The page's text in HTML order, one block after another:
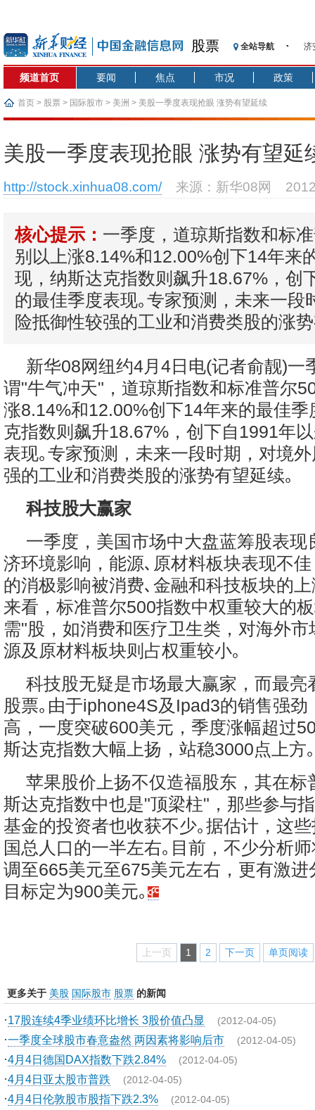
股票 全站导航
济
【
济
在
基
恒
频道首页 要闻 焦点 市况 政策
首页 > 股票 > 国际股市 > 美洲 > 美股一季度表现抢眼 涨势有望延续
美股一季度表现抢眼 涨势有望延
http://stock.xinhua08.com/ 来源：新华08网
核心提示： 一季度，道琼斯指数和标
别以上涨8.14%和12.00%创下14年来
现，纳斯达克指数则飙升18.67%，创
的最佳季度表现｡专家预测，未来一段
险抵御性较强的工业和消费类股的涨
新华08网纽约4月4日电(记者俞靓)一
谓"牛气冲天"，道琼斯指数和标准普尔
涨8.14%和12.00%创下14年来的最佳季
克指数则飙升18.67%，创下自1991年
表现｡专家预测，未来一段时期，对境
强的工业和消费类股的涨势有望延续｡
科技股大赢家
一季度，美国市场中大盘蓝筹股表现
济环境影响，能源､原材料板块表现不
的消极影响被消费､金融和科技板块的
来看，标准普尔500指数中权重较大的
需"股，如消费和医疗卫生类，对海外
源及原材料板块则占权重较小｡
科技股无疑是市场最大赢家，而最亮
股票｡由于iphone4S及Ipad3的销售强劲
高，一度突破600美元，季度涨幅超过
斯达克指数大幅上扬，站稳3000点上方｡
苹果股价上扬不仅造福股东，其在标
斯达克指数中也是"顶梁柱"，那些参与
基金的投资者也收获不少｡据估计，这
国总人口的一半左右｡目前，不少分析
调至665美元至675美元左右，更有激进
目标定为900美元｡
上一页 1 2 下一页 单页阅读
更多关于 美股 国际股市 股票 的新闻
·17股连续4季业绩环比增长 3股价值凸显 (2012-04-05)
·一季度全球股市春意盎然 两因素将影响后市 (2012-04-05)
·4月4日德国DAX指数下跌2.84% (2012-04-05)
·4月4日亚太股市普跌 (2012-04-05)
·4月4日伦敦股市股指下跌2.3% (2012-04-05)